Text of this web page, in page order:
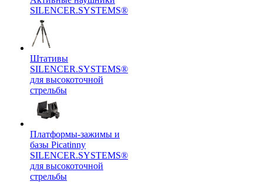
SILENCER.SYSTEMS®
Штативы
SILENCER.SYSTEMS®
для высокоточной
стрельбы
Платформы-зажимы и
базы Picatinny
SILENCER.SYSTEMS®
для высокоточной
стрельбы